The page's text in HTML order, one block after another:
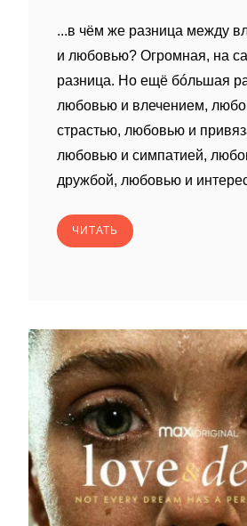
...в чём же разница между
и любовью? Огромная, на
разница. Но ещё бóльшая
любовью и влечением,
страстью, любовью и
любовью и симпатией,
дружбой, любовью и
ЧИТАТЬ